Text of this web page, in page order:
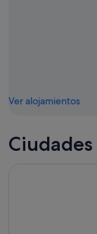
Ver alojamientos